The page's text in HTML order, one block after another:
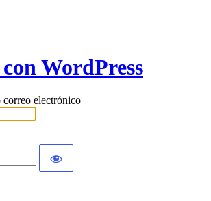
WordPress
electrónico